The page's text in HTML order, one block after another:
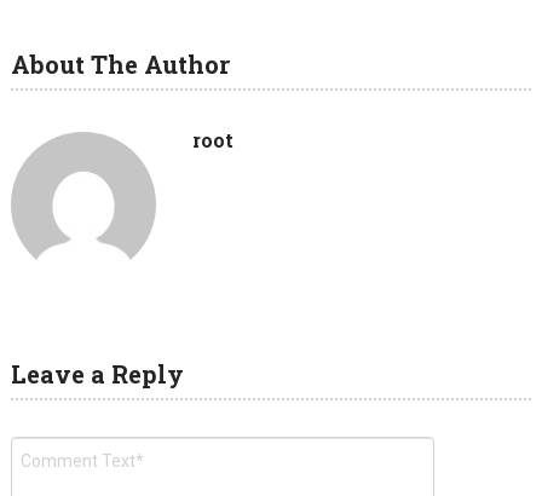
About The Author
root
Leave a Reply